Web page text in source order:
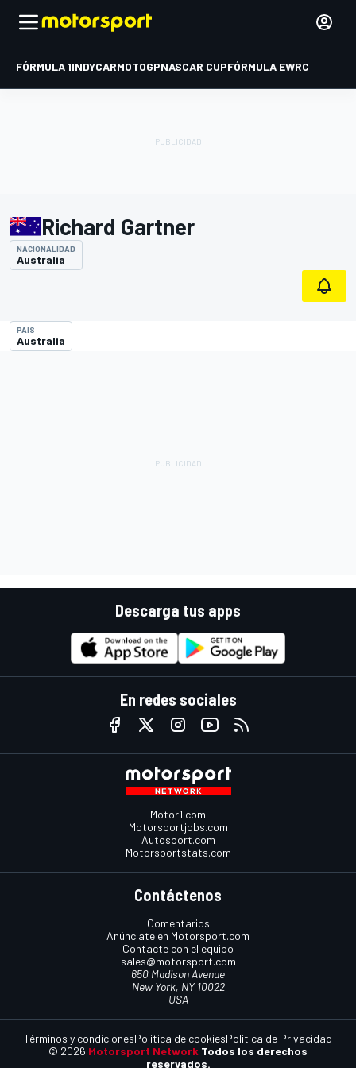
FÓRMULA 1INDYCARMOTOGPNASCAR CUPFÓRMULA EWRC
Richard Gartner
NACIONALIDAD
Australia
PAÍS
Australia
Descarga tus apps
En redes sociales
Motor1.com
Motorsportjobs.com
Autosport.com
Motorsportstats.com
Contáctenos
Comentarios
Anúnciate en Motorsport.com
Contacte con el equipo
sales@motorsport.com
650 Madison Avenue
New York, NY 10022
USA
© 2026 Motorsport Network Todos los derechos
reservados.
Términos y condicionesPolítica de cookiesPolítica de Privacidad